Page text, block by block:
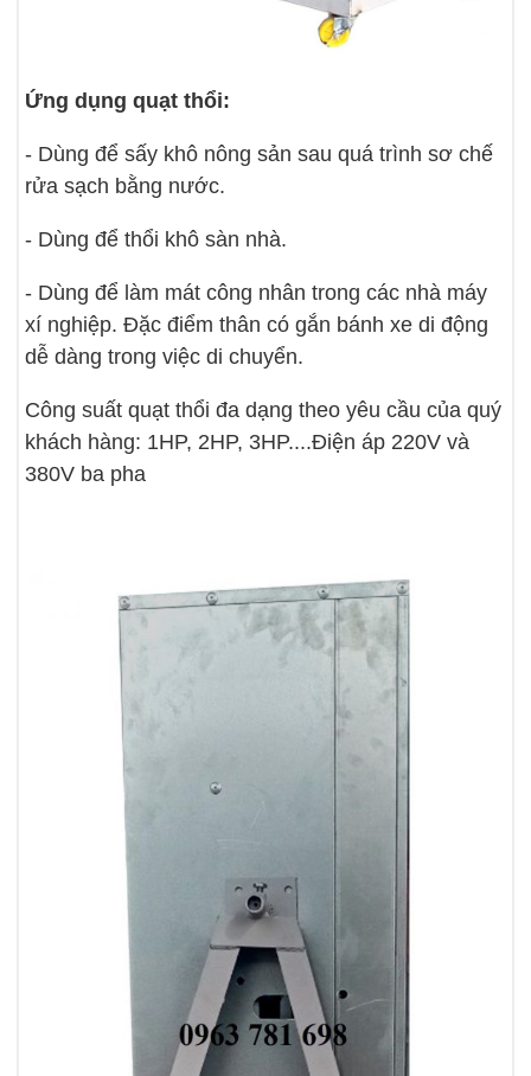
Ứng dụng quạt thổi:
- Dùng để sấy khô nông sản sau quá trình sơ chế
rửa sạch bằng nước.
- Dùng để thổi khô sàn nhà.
- Dùng để làm mát công nhân trong các nhà máy
xí nghiệp. Đặc điểm thân có gắn bánh xe di động
dễ dàng trong việc di chuyển.
Công suất quạt thổi đa dạng theo yêu cầu của quý
khách hàng: 1HP, 2HP, 3HP....Điện áp 220V và
380V ba pha